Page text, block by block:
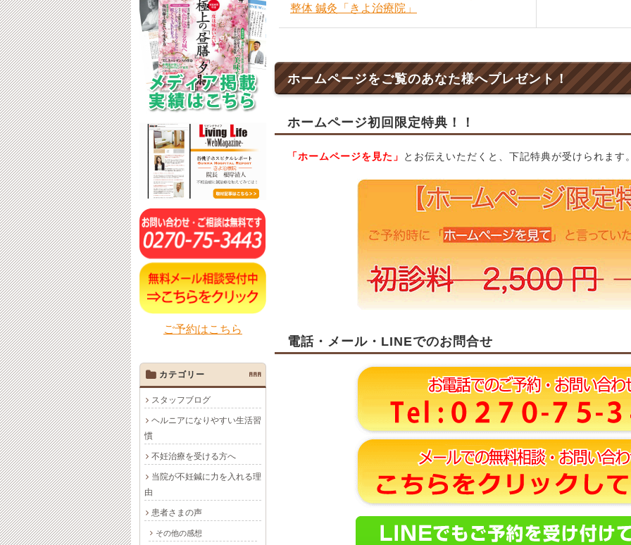
整体 鍼灸「きよ治療院」
ホームページをご覧のあなた様へプレゼント！
ホームページ初回限定特典！！
「ホームページを見た」 とお伝えいただくと、下記特典が受けられます
電話・メール・LINEでのお問合せ
ご予約はこちら
カテゴリー AAA
スタッフブログ
ヘルニアになりやすい生活習
慣
不妊治療を受ける方へ
当院が不妊鍼に力を入れる理
由
患者さまの声
その他の感想